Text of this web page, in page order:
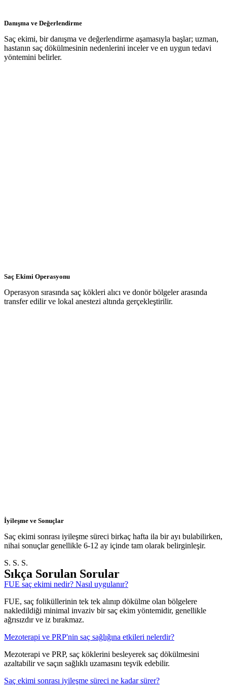
Danışma ve Değerlendirme
Saç ekimi, bir danışma ve değerlendirme aşamasıyla başlar; uzman,
hastanın saç dökülmesinin nedenlerini inceler ve en uygun tedavi
yöntemini belirler.
Saç Ekimi Operasyonu
Operasyon sırasında saç kökleri alıcı ve donör bölgeler arasında
transfer edilir ve lokal anestezi altında gerçekleştirilir.
İyileşme ve Sonuçlar
Saç ekimi sonrası iyileşme süreci birkaç hafta ila bir ayı bulabilirken,
nihai sonuçlar genellikle 6-12 ay içinde tam olarak belirginleşir.
S. S. S.
Sıkça Sorulan Sorular
FUE saç ekimi nedir? Nasıl uygulanır?
FUE, saç foliküllerinin tek tek alınıp dökülme olan bölgelere
nakledildiği minimal invaziv bir saç ekim yöntemidir, genellikle
ağrısızdır ve iz bırakmaz.
Mezoterapi ve PRP'nin saç sağlığına etkileri nelerdir?
Mezoterapi ve PRP, saç köklerini besleyerek saç dökülmesini
azaltabilir ve saçın sağlıklı uzamasını teşvik edebilir.
Saç ekimi sonrası iyileşme süreci ne kadar sürer?